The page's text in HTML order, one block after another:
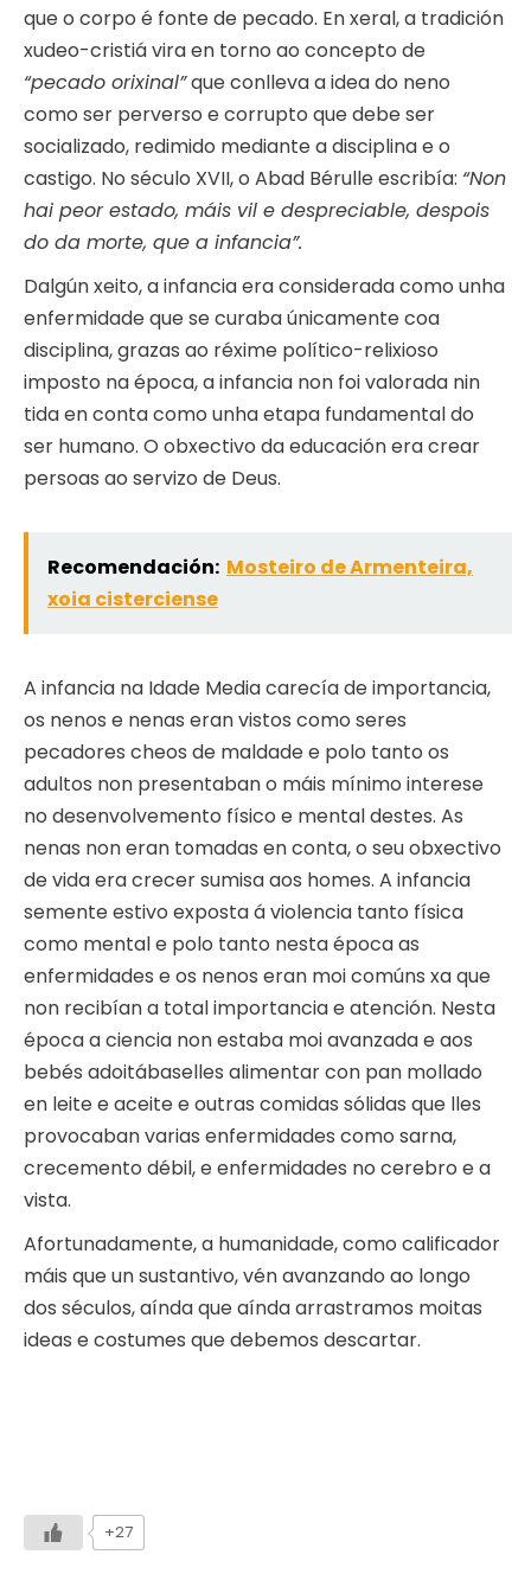
que o corpo é fonte de pecado. En xeral, a tradición
xudeo-cristiá vira en torno ao concepto de
“pecado orixinal”que conlleva a idea do neno
como ser perverso e corrupto que debe ser
socializado, redimido mediante a disciplina e o
castigo. No século XVII, o Abad Bérulle escribía: “Non
hai peor estado, máis vil e despreciable, despois
do da morte, que a infancia”.
Dalgún xeito, a infancia era considerada como unha
enfermidade que se curaba únicamente coa
disciplina, grazas ao réxime político-relixioso
imposto na época, a infancia non foi valorada nin
tida en conta como unha etapa fundamental do
ser humano. O obxectivo da educación era crear
persoas ao servizo de Deus.
Recomendación: Mosteiro de Armenteira,
xoia cisterciense
A infancia na Idade Media carecía de importancia,
os nenos e nenas eran vistos como seres
pecadores cheos de maldade e polo tanto os
adultos non presentaban o máis mínimo interese
no desenvolvemento físico e mental destes. As
nenas non eran tomadas en conta, o seu obxectivo
de vida era crecer sumisa aos homes. A infancia
semente estivo exposta á violencia tanto física
como mental e polo tanto nesta época as
enfermidades e os nenos eran moi comúns xa que
non recibían a total importancia e atención. Nesta
época a ciencia non estaba moi avanzada e aos
bebés adoitábaselles alimentar con pan mollado
en leite e aceite e outras comidas sólidas que lles
provocaban varias enfermidades como sarna,
crecemento débil, e enfermidades no cerebro e a
vista.
Afortunadamente, a humanidade, como calificador
máis que un sustantivo, vén avanzando ao longo
dos séculos, aínda que aínda arrastramos moitas
ideas e costumes que debemos descartar.
+27